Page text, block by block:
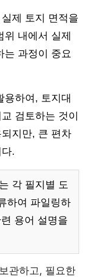
제 토지 면적을
위 내에서 실제
는 과정이 중요
용하여, 토지대
검토하는 것이
지만, 큰 편차
.
각 필지별 도
하여 파일링하
용어 설명을
관하고, 필요한